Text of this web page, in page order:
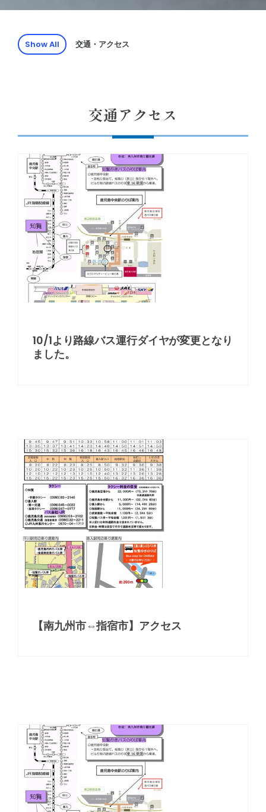
Show All 交通・アクセス
交通アクセス
10/1より路線バス運行ダイヤが変更となり
ました。
【南九州市⇔指宿市】アクセス